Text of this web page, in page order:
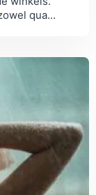
qua